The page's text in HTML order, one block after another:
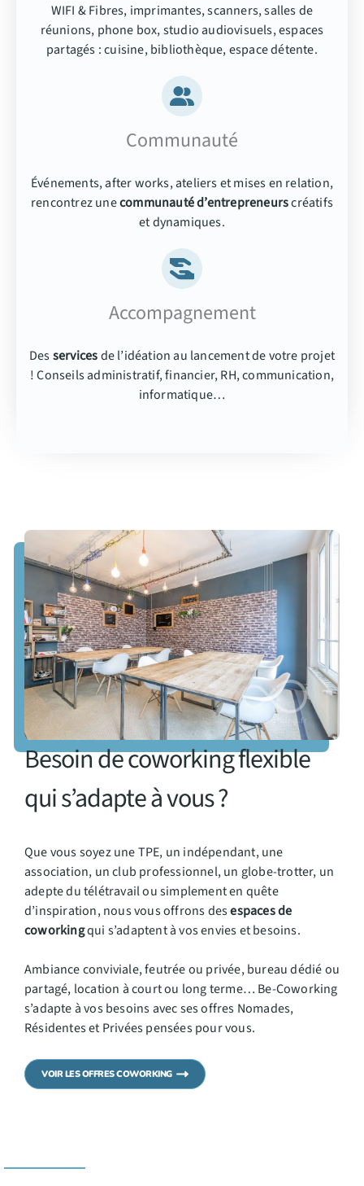
WIFI & Fibres, imprimantes, scanners, salles de
réunions, phone box, studio audiovisuels, espaces
partagés : cuisine, bibliothèque, espace détente.
Communauté
Événements, after works, ateliers et mises en relation,
rencontrez unecommunauté d’entrepreneurscréatifs
et dynamiques.
Accompagnement
Desservicesde l’idéation au lancement de votre projet
! Conseils administratif, financier, RH, communication,
informatique…
Besoin de coworking flexible
qui s’adapte à vous ?
Que vous soyez une TPE, un indépendant, une
association, un club professionnel, un globe-trotter, un
adepte du télétravail ou simplement en quête
d’inspiration, nous vous offrons desespaces de
coworkingqui s’adaptent à vos envies et besoins.
Ambiance conviviale, feutrée ou privée, bureau dédié ou
partagé, location à court ou long terme… Be-Coworking
s’adapte à vos besoins avec ses offres Nomades,
Résidentes et Privées pensées pour vous.
VOIR LES OFFRES COWORKING